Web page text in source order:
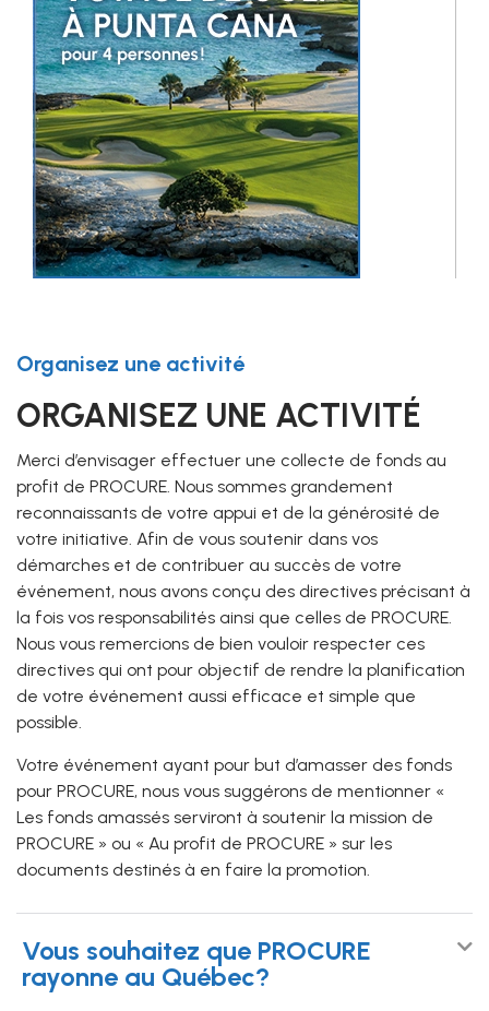
Organisez une activité
ORGANISEZ UNE ACTIVITÉ
Merci d’envisager effectuer une collecte de fonds au
profit de PROCURE. Nous sommes grandement
reconnaissants de votre appui et de la générosité de
votre initiative. Afin de vous soutenir dans vos
démarches et de contribuer au succès de votre
événement, nous avons conçu des directives précisant à
la fois vos responsabilités ainsi que celles de PROCURE.
Nous vous remercions de bien vouloir respecter ces
directives qui ont pour objectif de rendre la planification
de votre événement aussi efficace et simple que
possible.
Votre événement ayant pour but d’amasser des fonds
pour PROCURE, nous vous suggérons de mentionner «
Les fonds amassés serviront à soutenir la mission de
PROCURE » ou « Au profit de PROCURE » sur les
documents destinés à en faire la promotion.
Vous souhaitez que PROCURE
rayonne au Québec?